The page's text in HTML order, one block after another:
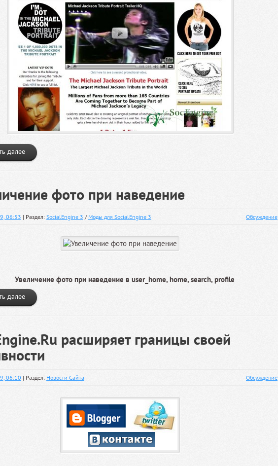
далее
фото при наведение
06:53 | Раздел: SocialEngine 3 / Моды для SocialEngine 3 Обсуждение
Увеличение фото при наведение в user_home, home, search, profile
далее
расширяет границы своей
06:10 | Раздел: Новости Сайта Обсуждение